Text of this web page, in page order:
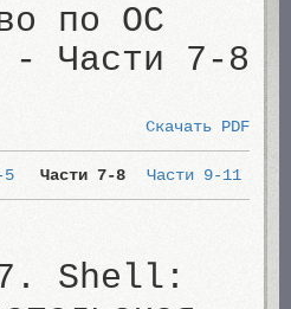
по ОС
Части 7-8
Скачать PDF
5 Части 7-8 Части 9-11
Shell: